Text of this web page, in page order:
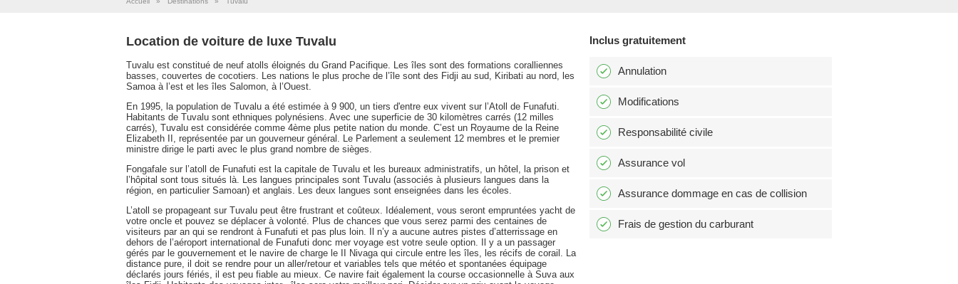
Location de voiture de luxe Tuvalu
Tuvalu est constitué de neuf atolls éloignés du Grand Pacifique. Les îles sont des formations coralliennes
basses, couvertes de cocotiers. Les nations le plus proche de l’île sont des Fidji au sud, Kiribati au nord, les
Samoa à l’est et les îles Salomon, à l’Ouest.
En 1995, la population de Tuvalu a été estimée à 9 900, un tiers d'entre eux vivent sur l’Atoll de Funafuti.
Habitants de Tuvalu sont ethniques polynésiens. Avec une superficie de 30 kilomètres carrés (12 milles
carrés), Tuvalu est considérée comme 4ème plus petite nation du monde. C’est un Royaume de la Reine
Elizabeth II, représentée par un gouverneur général. Le Parlement a seulement 12 membres et le premier
ministre dirige le parti avec le plus grand nombre de sièges.
Fongafale sur l’atoll de Funafuti est la capitale de Tuvalu et les bureaux administratifs, un hôtel, la prison et
l’hôpital sont tous situés là. Les langues principales sont Tuvalu (associés à plusieurs langues dans la
région, en particulier Samoan) et anglais. Les deux langues sont enseignées dans les écoles.
L’atoll se propageant sur Tuvalu peut être frustrant et coûteux. Idéalement, vous seront empruntées yacht de
votre oncle et pouvez se déplacer à volonté. Plus de chances que vous serez parmi des centaines de
visiteurs par an qui se rendront à Funafuti et pas plus loin. Il n’y a aucune autres pistes d’atterrissage en
dehors de l’aéroport international de Funafuti donc mer voyage est votre seule option. Il y a un passager
gérés par le gouvernement et le navire de charge le II Nivaga qui circule entre les îles, les récifs de corail. La
distance pure, il doit se rendre pour un aller/retour et variables tels que météo et spontanées équipage
déclarés jours fériés, il est peu fiable au mieux. Ce navire fait également la course occasionnelle à Suva aux
Inclus gratuitement
Annulation
Modifications
Responsabilité civile
Assurance vol
Assurance dommage en cas de collision
Frais de gestion du carburant